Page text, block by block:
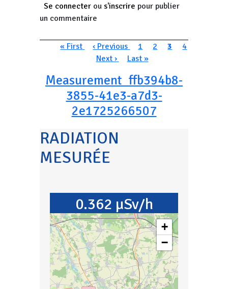
Se connecter ou s'inscrire pour publier
un commentaire
Pagination
Première page
« First Page précédente
‹ Previous Page
1 Page
2 Page courante
3 Page
4
Page suivante
Next › Dernière page
Last »
Measurement_ffb394b8-
3855-41e3-a7d3-
2e1725266507
RADIATION
MESURÉE
0.362 µSv/h
+
−